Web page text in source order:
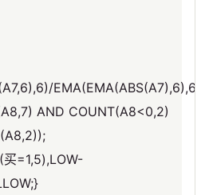
EMA(EMA(ABS(A7),6),6);
AND COUNT(A8<0,2)
买=1,5),LOW-